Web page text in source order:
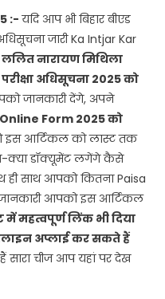
:- यदि आप भी बिहार बीएड
जारी Ka Intjar Kar
ललित नारायण मिथिला
परीक्षा अधिसूचना 2025 को
जानकारी देंगे, अपने
Form 2025 को
इस आर्टिकल को लास्ट तक
क्या डॉक्यूमेंट लगेंगे कैसे
साथ आपको कितना Paisa
जानकारी आपको इस आर्टिकल
महत्वपूर्ण लिंक भी दिया
अप्लाई कर सकते हैं
चीज आप यहां पर देख